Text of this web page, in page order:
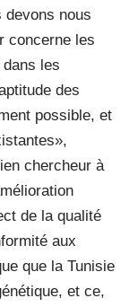
devons nous
concerne les
dans les
des
possible, et
chercheur à
de la qualité
aux
que la Tunisie
et ce,